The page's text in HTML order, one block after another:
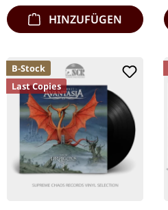
HINZUFÜGEN
B-Stock
Last Copies